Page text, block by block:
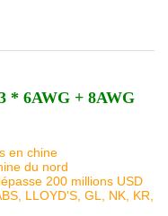
* 6AWG + 8AWG
en chine
du nord
200 millions USD
LLOYD'S, GL, NK, KR,